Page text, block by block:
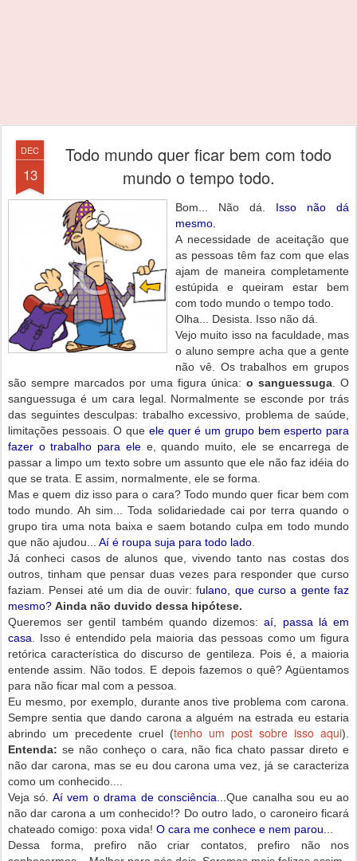
DEC
13
Todo mundo quer ficar bem com todo
mundo o tempo todo.
Bom... Não dá. Isso não dá
mesmo.
A necessidade de aceitação que
as pessoas têm faz com que elas
ajam de maneira completamente
estúpida e queiram estar bem
com todo mundo o tempo todo.
Olha... Desista. Isso não dá.
Vejo muito isso na faculdade, mas
o aluno sempre acha que a gente
não vê. Os trabalhos em grupos
são sempre marcados por uma figura única: o sanguessuga . O
sanguessuga é um cara legal. Normalmente se esconde por trás
das seguintes desculpas: trabalho excessivo, problema de saúde,
limitações pessoais. O que ele quer é um grupo bem esperto para
fazer o trabalho para elee, quando muito, ele se encarrega de
passar a limpo um texto sobre um assunto que ele não faz idéia do
que se trata. E assim, normalmente, ele se forma.
Mas e quem diz isso para o cara? Todo mundo quer ficar bem com
todo mundo. Ah sim... Toda solidariedade cai por terra quando o
grupo tira uma nota baixa e saem botando culpa em todo mundo
que não ajudou... Aí é roupa suja para todo lado
Já conheci casos de alunos que, vivendo tanto nas costas dos
outros, tinham que pensar duas vezes para responder que curso
faziam. Pensei até um dia de ouvir: fulano, que curso a gente faz
mesmo? Ainda não duvido dessa hipótese.
Queremos ser gentil também quando dizemos:aí, passa lá em
casa . Isso é entendido pela maioria das pessoas como um figura
retórica característica do discurso de gentileza. Pois é, a maioria
entende assim. Não todos. E depois fazemos o quê? Agüentamos
para não ficar mal com a pessoa.
Eu mesmo, por exemplo, durante anos tive problema com carona.
Sempre sentia que dando carona a alguém na estrada eu estaria
abrindo um precedente cruel (tenho um post sobre isso aqui).
Entenda: se não conheço o cara, não fica chato passar direto e
não dar carona, mas se eu dou carona uma vez, já se caracteriza
como um conhecido....
Veja só. Aí vem o drama de consciência...Que canalha sou eu ao
não dar carona a um conhecido!? Do outro lado, o caroneiro ficará
chateado comigo: poxa vida! O cara me conhece e nem parou
Dessa forma, prefiro não criar contatos, prefiro não nos